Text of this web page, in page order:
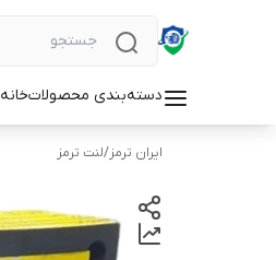
دسته‌بندی محصولاتخانه
ایران ترمز/لنت ترمز